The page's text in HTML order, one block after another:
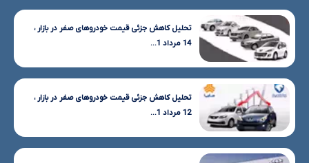
تحلیل کاهش جزئی قیمت خودروهای صفر در بازار ،
14 مرداد 1...
تحلیل کاهش جزئی قیمت خودروهای صفر در بازار ،
12 مرداد 1...